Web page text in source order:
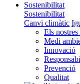
Sostenibilitat
Sostenibilitat
Canvi climàtic
Els
Medi
Innovació
Prevenció
Qualitat